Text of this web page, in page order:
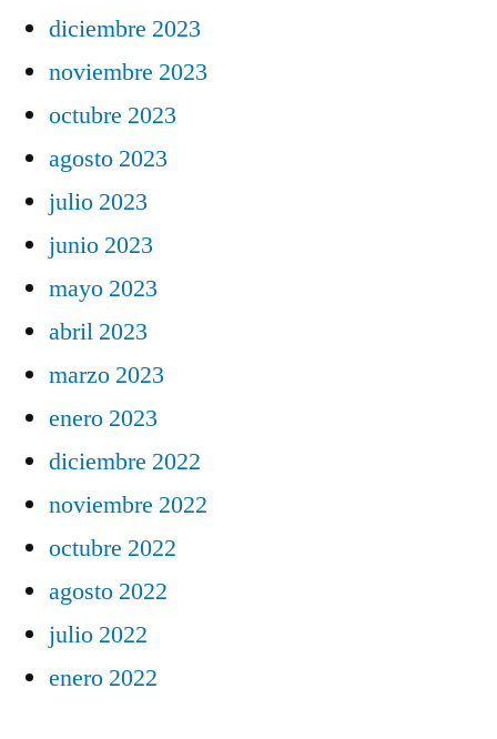
diciembre 2023
noviembre 2023
octubre 2023
agosto 2023
julio 2023
junio 2023
mayo 2023
abril 2023
marzo 2023
enero 2023
diciembre 2022
noviembre 2022
octubre 2022
agosto 2022
julio 2022
enero 2022